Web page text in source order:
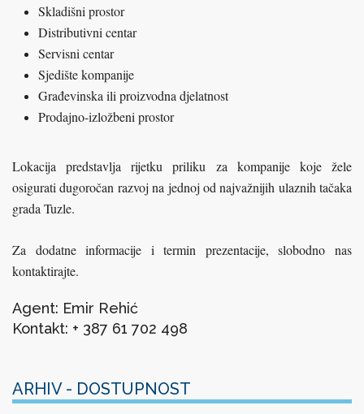
Skladišni prostor
Distributivni centar
Servisni centar
Sjedište kompanije
Građevinska ili proizvodna djelatnost
Prodajno-izložbeni prostor
Lokacija predstavlja rijetku priliku za kompanije koje žele
osigurati dugoročan razvoj na jednoj od najvažnijih ulaznih tačaka
grada Tuzle.
Za dodatne informacije i termin prezentacije, slobodno nas
kontaktirajte.
Agent: Emir Rehić
Kontakt: + 387 61 702 498
ARHIV - DOSTUPNOST